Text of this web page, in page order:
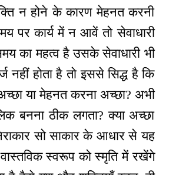
न होने के कारण मेहनत करनी
पर कार्य में न आवें तो सेवाधारी
का महत्व है उसके सेवाधारी भी
नहीं होता है तो इससे सिद्ध है कि
या मेहनत करना अच्छा? अभी
बनना ठीक लगता? क्या अच्छा
सो साकार के आधार से यह
स्वरूप को स्मृति में रखेंगे